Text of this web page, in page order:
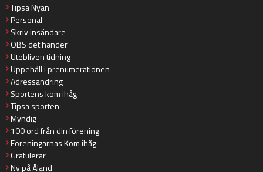
Tipsa Nyan
Personal
Skriv insändare
OBS det händer
Utebliven tidning
Uppehåll i prenumerationen
Adressändring
Sportens kom ihåg
Tipsa sporten
Myndig
100 ord från din förening
Föreningarnas Kom ihåg
Gratulerar
Ny på Åland